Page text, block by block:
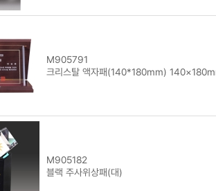
M905791
크리스탈 액자패(140*180mm)
M905182
블랙 주사위상패(대)